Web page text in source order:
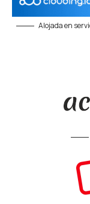
Alojada en